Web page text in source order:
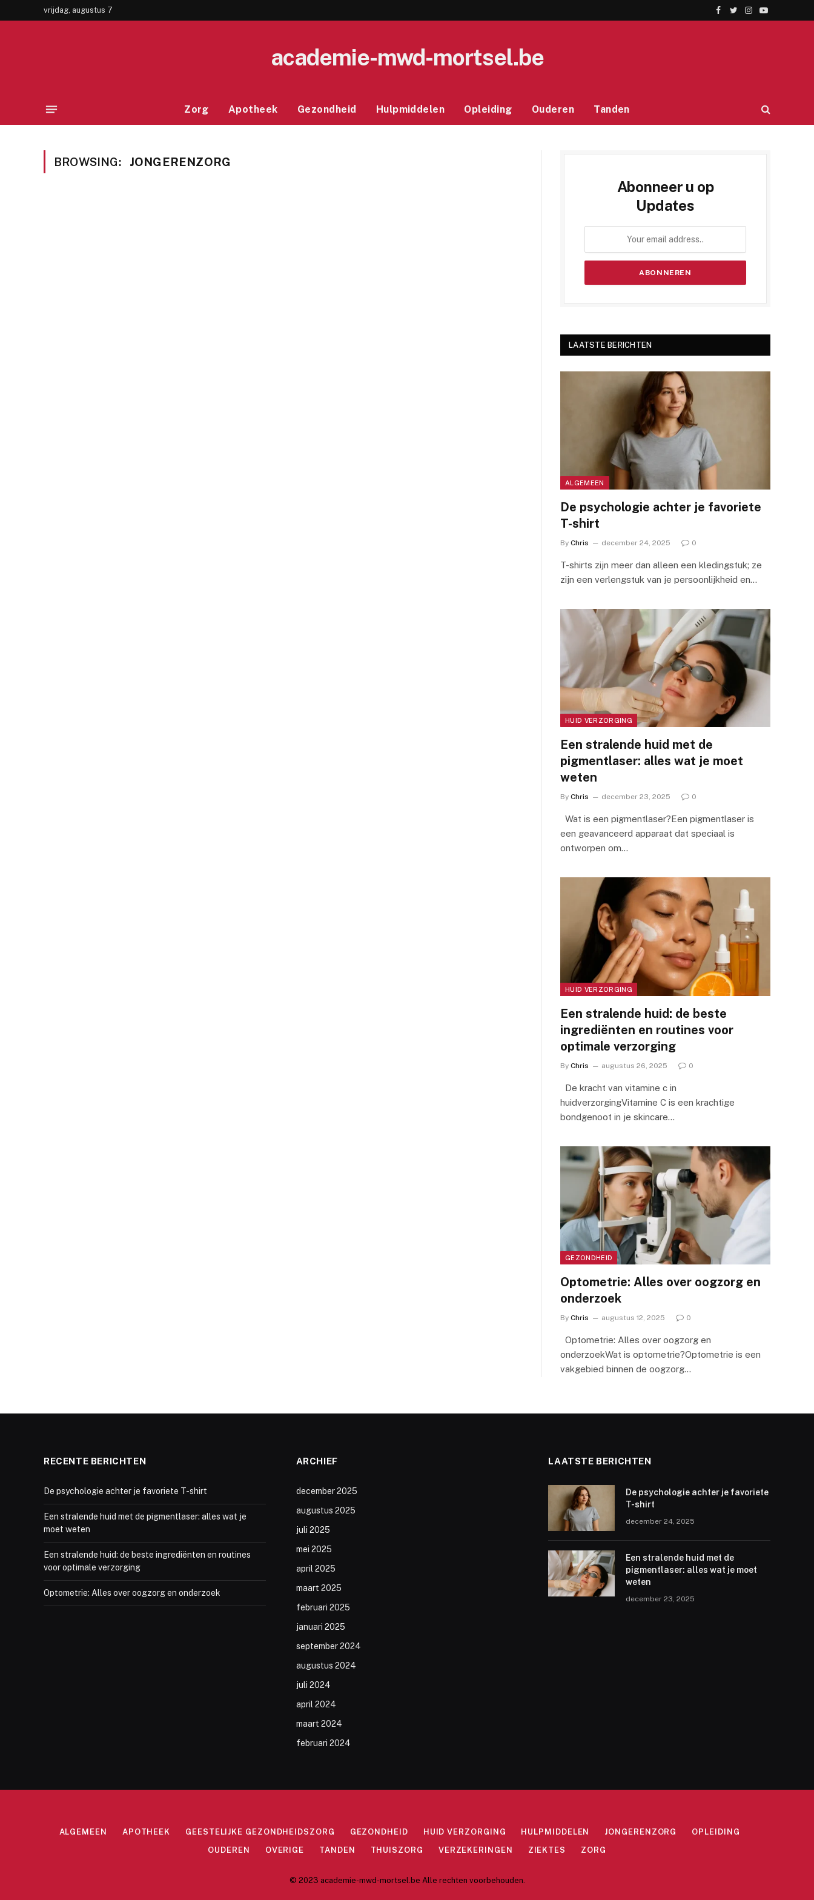
vrijdag, augustus 7
Facebook
TwitterInstagram
YouTube
academie-mwd-mortsel.be
Zorg Apotheek Gezondheid Hulpmiddelen Opleiding Ouderen Tanden
BROWSING: JONGERENZORG
Abonneer u op
Updates
LAATSTE BERICHTEN
ALGEMEEN
De psychologie achter je favoriete
T-shirt
By Chris december 24, 2025 0
T-shirts zijn meer dan alleen een kledingstuk; ze
zijn een verlengstuk van je persoonlijkheid en…
HUID VERZORGING
Een stralende huid met de
pigmentlaser: alles wat je moet
weten
By Chris december 23, 2025 0
Wat is een pigmentlaser?Een pigmentlaser is
een geavanceerd apparaat dat speciaal is
ontworpen om…
HUID VERZORGING
Een stralende huid: de beste
ingrediënten en routines voor
optimale verzorging
By Chris augustus 26, 2025 0
De kracht van vitamine c in
huidverzorgingVitamine C is een krachtige
bondgenoot in je skincare…
GEZONDHEID
Optometrie: Alles over oogzorg en
onderzoek
By Chris augustus 12, 2025 0
Optometrie: Alles over oogzorg en
onderzoekWat is optometrie?Optometrie is een
vakgebied binnen de oogzorg…
RECENTE BERICHTEN
De psychologie achter je favoriete T-shirt
Een stralende huid met de pigmentlaser: alles wat je
moet weten
Een stralende huid: de beste ingrediënten en routines
voor optimale verzorging
Optometrie: Alles over oogzorg en onderzoek
ARCHIEF
december 2025
augustus 2025
juli 2025
mei 2025
april 2025
maart 2025
februari 2025
januari 2025
september 2024
augustus 2024
juli 2024
april 2024
maart 2024
februari 2024
LAATSTE BERICHTEN
De psychologie achter je favoriete
T-shirt
december 24, 2025
Een stralende huid met de
pigmentlaser: alles wat je moet
weten
december 23, 2025
ALGEMEEN APOTHEEK GEESTELIJKE GEZONDHEIDSZORG GEZONDHEID HUID VERZORGING HULPMIDDELEN JONGERENZORG
OPLEIDING
OUDEREN
OVERIGE TANDEN THUISZORG VERZEKERINGEN ZIEKTES ZORG
© 2023 academie-mwd-mortsel.be Alle rechten voorbehouden.